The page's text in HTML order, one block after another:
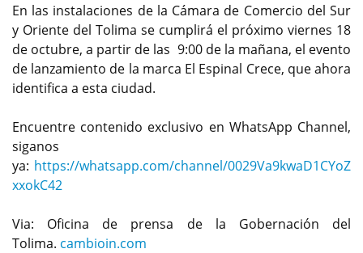
En las instalaciones de la Cámara de Comercio del Sur
y Oriente del Tolima se cumplirá el próximo viernes 18
de octubre, a partir de las 9:00 de la mañana, el evento
de lanzamiento de la marca El Espinal Crece, que ahora
identifica a esta ciudad.
Encuentre contenido exclusivo en WhatsApp Channel,
siganos
ya: https://whatsapp.com/channel/0029Va9kwaD1CYoZ
xxokC42
Via: Oficina de prensa de la Gobernación del
Tolima. cambioin.com